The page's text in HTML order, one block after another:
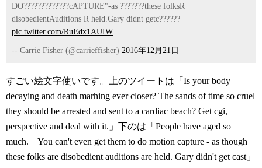
DO?????????????cAPTURE"-as ???????these folksR
disobedientAuditions R held.Gary didnt getc??????
pic.twitter.com/RuEdx1AUIW
-- Carrie Fisher (@carrieffisher) 2016年12月21日
すごい絵文字使いです。上のツイートは「Is your body
decaying and death marhing ever closer? The sands of time so cruel
they should be arrested and sent to a cardiac beach? Get cgi,
perspective and deal with it.」下のは「People have aged so
much. You can't even get them to do motion capture - as though
these folks are disobedient auditions are held. Gary didn't get cast」